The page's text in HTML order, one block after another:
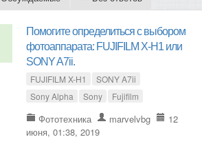
Помогите определиться с выбором
фотоаппарата: FUJIFILM X-H1 или
SONY A7ii.
FUJIFILM X-H1
SONY A7ii
Sony Alpha
Sony Fujifilm
Фототехника marvelvbg
12
июня, 01:38, 2019